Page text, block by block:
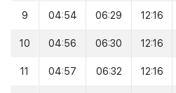
9 04:54 06:29 12:16
10 04:56 06:30 12:16
11 04:57 06:32 12:16